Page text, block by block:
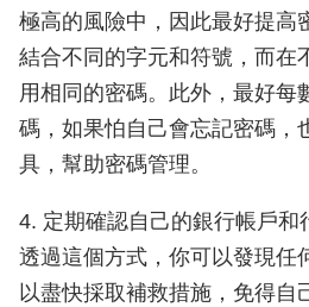
極高的風險中，因此最好提高
結合不同的字元和符號，而在
用相同的密碼。此外，最好每
碼，如果怕自己會忘記密碼，
具，幫助密碼管理。
4. 定期確認自己的銀行帳戶和
透過這個方式，你可以發現任
以盡快採取補救措施，免得自